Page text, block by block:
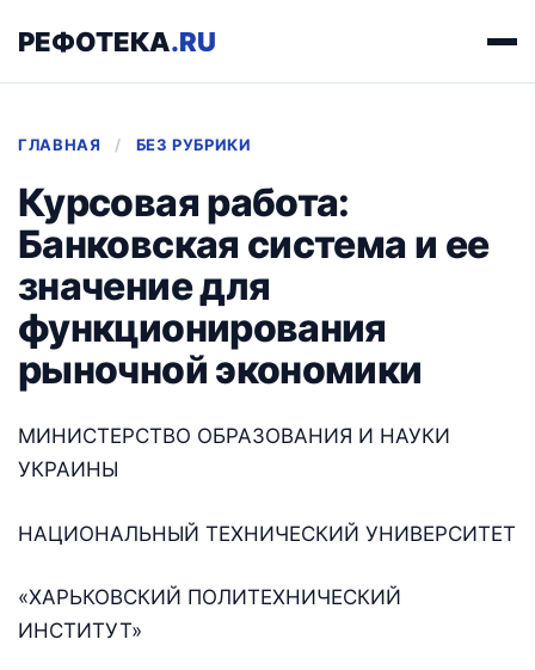
РЕФОТЕКА.RU
ГЛАВНАЯ / БЕЗ РУБРИКИ
Курсовая работа:
Банковская система и ее
значение для
функционирования
рыночной экономики
МИНИСТЕРСТВО ОБРАЗОВАНИЯ И НАУКИ
УКРАИНЫ
НАЦИОНАЛЬНЫЙ ТЕХНИЧЕСКИЙ УНИВЕРСИТЕТ
«ХАРЬКОВСКИЙ ПОЛИТЕХНИЧЕСКИЙ
ИНСТИТУТ»